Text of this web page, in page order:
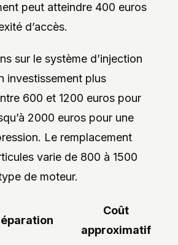
peut atteindre 400 euros
d’accès.
sur le système d’injection
investissement plus
600 et 1200 euros pour
2000 euros pour une
Le remplacement
varie de 800 à 1500
de moteur.
Coût
approximatif